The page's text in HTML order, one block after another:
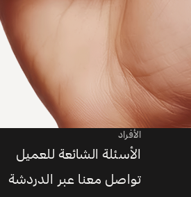
الأفراد
الأسئلة الشائعة للعميل
تواصل معنا عبر الدردشة